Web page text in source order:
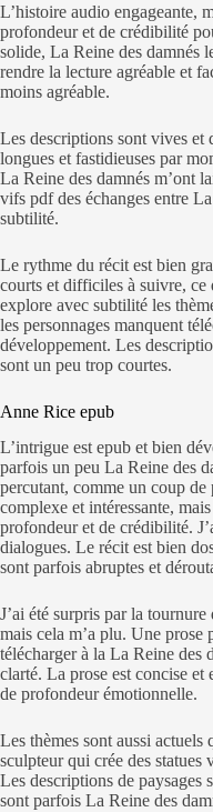
L’histoire audio engageante,
profondeur et de crédibilité
solide, La Reine des damnés
rendre la lecture agréable et
moins agréable.
Les descriptions sont vives et
longues et fastidieuses par
La Reine des damnés m’ont
vifs pdf des échanges entre
subtilité.
Le rythme du récit est bien
courts et difficiles à suivre,
explore avec subtilité les
les personnages manquent
développement. Les
sont un peu trop courtes.
Anne Rice epub
L’intrigue est epub et bien
parfois un peu La Reine des
percutant, comme un coup
complexe et intéressante,
profondeur et de crédibilité.
dialogues. Le récit est bien
sont parfois abruptes et
J’ai été surpris par la
mais cela m’a plu. Une
télécharger à la La Reine des
clarté. La prose est concise et
de profondeur émotionnelle.
Les thèmes sont aussi actuels
sculpteur qui crée des statues
Les descriptions de paysages
sont parfois La Reine des